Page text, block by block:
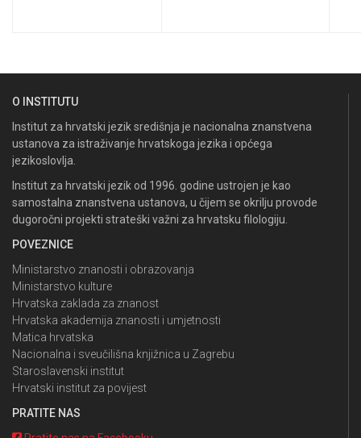
O INSTITUTU
Institut za hrvatski jezik središnja je nacionalna znanstvena
ustanova za istraživanje hrvatskoga jezika i općega
jezikoslovlja.
Institut za hrvatski jezik od 1996. godine ustrojen je kao
samostalna znanstvena ustanova, u čijem se okrilju provode
dugoročni projekti strateški važni za hrvatsku filologiju.
POVEZNICE
Ministarstvo znanosti i obrazovanja
Ministarstvo kulture
Hrvatska zaklada za znanost
Hrvatska akademija znanosti i umjetnosti
Matica hrvatska
Nacionalna i sveučilišna knjižnica u Zagrebu
Staroslavenski institut
Hrvatski institut za povijest
PRATITE NAS